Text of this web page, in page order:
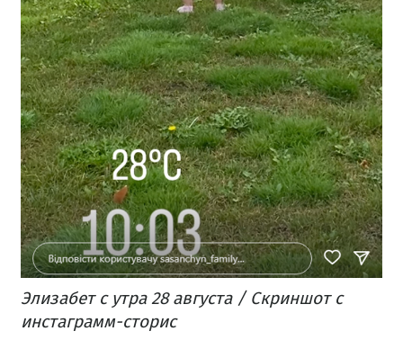
Элизабет с утра 28 августа / Скриншот с
инстаграмм-сторис